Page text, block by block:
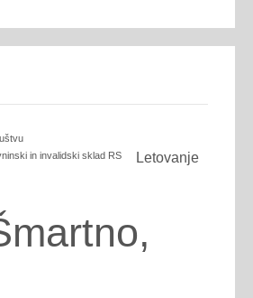
in invalidski sklad RS
Letovanje